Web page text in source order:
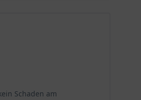
Schaden am